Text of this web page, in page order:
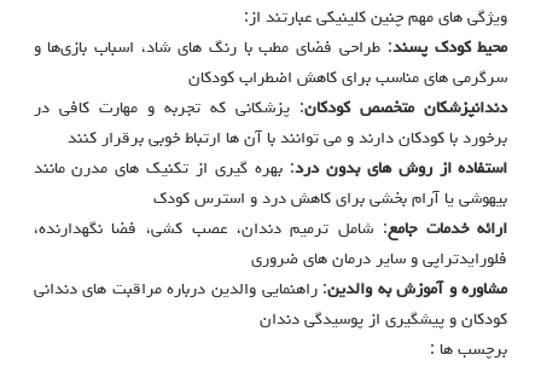
ویژگی‌ های مهم چنین کلینیکی عبارتند از:
محیط کودک‌ پسند: طراحی فضای مطب با رنگ‌ های شاد، اسباب‌ بازی‌ها و
سرگرمی‌ های مناسب برای کاهش اضطراب کودکان
دندانپزشکان متخصص کودکان: پزشکانی که تجربه و مهارت کافی در
برخورد با کودکان دارند و می‌ توانند با آن‌ ها ارتباط خوبی برقرار کنند
استفاده از روش‌ های بدون درد: بهره‌ گیری از تکنیک‌ های مدرن مانند
بیهوشی یا آرام‌ بخشی برای کاهش درد و استرس کودک
ارائه خدمات جامع: شامل ترمیم دندان، عصب‌ کشی، فضا نگهدارنده،
فلورایدتراپی و سایر درمان‌ های ضروری
مشاوره و آموزش به والدین: راهنمایی والدین درباره مراقبت‌ های دندانی
کودکان و پیشگیری از پوسیدگی دندان
برچسب ها :